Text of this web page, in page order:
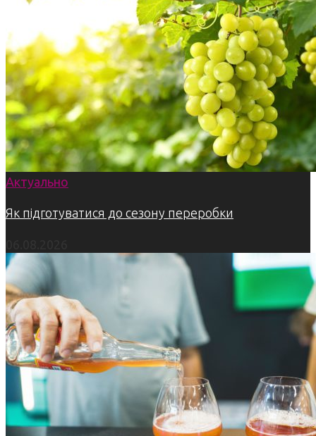
Актуально
Як підготуватися до сезону переробки